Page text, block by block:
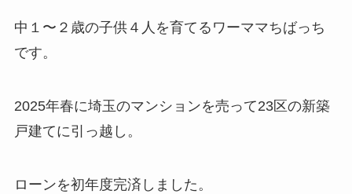
中１〜２歳の子供４人を育てるワーママちばっち
です。
2025年春に埼玉のマンションを売って23区の新築
戸建てに引っ越し。
ローンを初年度完済しました。